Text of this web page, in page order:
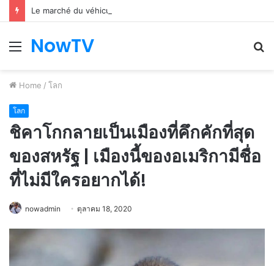
Le marché du véhicule d’occasion en plein essor
Menu
NowTV
Home / โลก
โลก
ชิคาโกกลายเป็นเมืองที่คึกคักที่สุด
ของสหรัฐ | เมืองนี้ของอเมริกามีชื่อ
ที่ไม่มีใครอยากได้!
nowadmin ตุลาคม 18, 2020